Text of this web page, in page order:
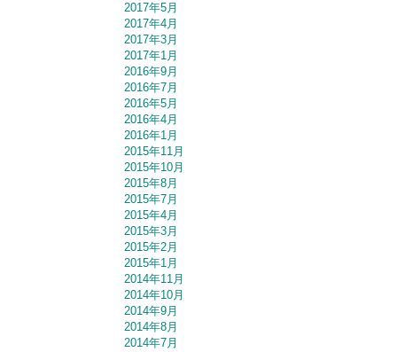
2017年5月
2017年4月
2017年3月
2017年1月
2016年9月
2016年7月
2016年5月
2016年4月
2016年1月
2015年11月
2015年10月
2015年8月
2015年7月
2015年4月
2015年3月
2015年2月
2015年1月
2014年11月
2014年10月
2014年9月
2014年8月
2014年7月